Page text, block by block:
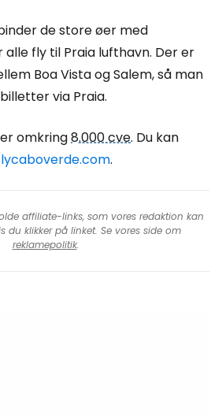
de store øer med
alle fly til Praia lufthavn. Der er
Boa Vista og Salem, så man
via Praia.
omkring8.000 cve. Du kan
.
affiliate-links, som vores redaktion kan
du klikker på linket. Se vores side om
reklamepolitik.